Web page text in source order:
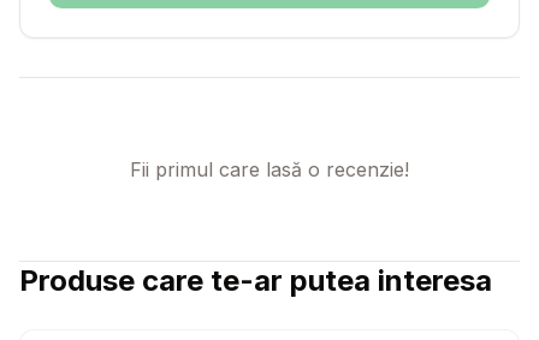
Fii primul care lasă o recenzie!
Produse care te-ar putea interesa